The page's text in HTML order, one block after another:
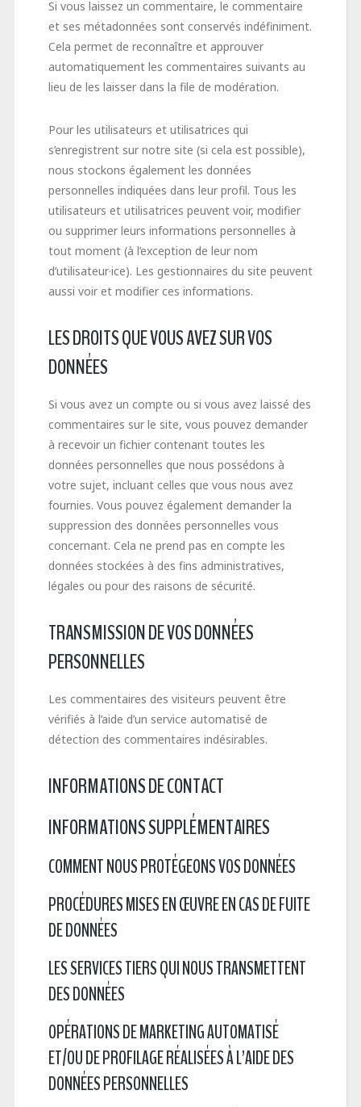
Si vous laissez un commentaire, le commentaire
et ses métadonnées sont conservés indéfiniment.
Cela permet de reconnaître et approuver
automatiquement les commentaires suivants au
lieu de les laisser dans la file de modération.
Pour les utilisateurs et utilisatrices qui
s’enregistrent sur notre site (si cela est possible),
nous stockons également les données
personnelles indiquées dans leur profil. Tous les
utilisateurs et utilisatrices peuvent voir, modifier
ou supprimer leurs informations personnelles à
tout moment (à l’exception de leur nom
d’utilisateur·ice). Les gestionnaires du site peuvent
aussi voir et modifier ces informations.
LES DROITS QUE VOUS AVEZ SUR VOS
DONNÉES
Si vous avez un compte ou si vous avez laissé des
commentaires sur le site, vous pouvez demander
à recevoir un fichier contenant toutes les
données personnelles que nous possédons à
votre sujet, incluant celles que vous nous avez
fournies. Vous pouvez également demander la
suppression des données personnelles vous
concernant. Cela ne prend pas en compte les
données stockées à des fins administratives,
légales ou pour des raisons de sécurité.
TRANSMISSION DE VOS DONNÉES
PERSONNELLES
Les commentaires des visiteurs peuvent être
vérifiés à l’aide d’un service automatisé de
détection des commentaires indésirables.
INFORMATIONS DE CONTACT
INFORMATIONS SUPPLÉMENTAIRES
COMMENT NOUS PROTÉGEONS VOS DONNÉES
PROCÉDURES MISES EN ŒUVRE EN CAS DE FUITE
DE DONNÉES
LES SERVICES TIERS QUI NOUS TRANSMETTENT
DES DONNÉES
OPÉRATIONS DE MARKETING AUTOMATISÉ
ET/OU DE PROFILAGE RÉALISÉES À L’AIDE DES
DONNÉES PERSONNELLES